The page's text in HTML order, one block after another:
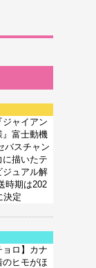
ジャイアン
』富士動機
バスチャン
に描いたテ
ジュアル解
時期は202
決定
ョロ】カナ
のヒモがほ